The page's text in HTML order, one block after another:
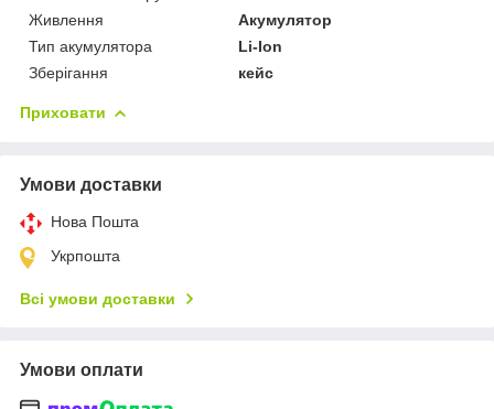
Живлення
Акумулятор
Тип акумулятора
Li-Ion
Зберігання
кейс
Приховати
Умови доставки
Нова Пошта
Укрпошта
Всі умови доставки
Умови оплати